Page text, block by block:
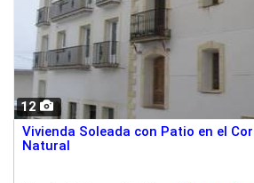
12
Vivienda Soleada con Patio en el
Natural